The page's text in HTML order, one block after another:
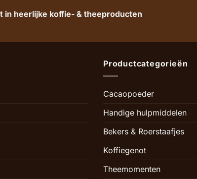
in heerlijke koffie- & theeproducten
Productcategorieën
Cacaopoeder
Handige hulpmiddelen
Bekers & Roerstaafjes
Koffiegenot
Theemomenten